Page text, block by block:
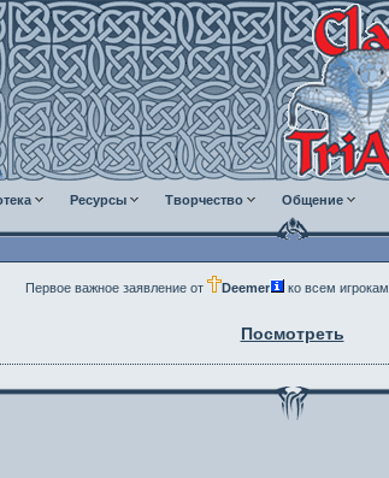
Ресурсы Творчество Общение
Первое важное заявление от Deemer ко всем игрокам
Посмотреть